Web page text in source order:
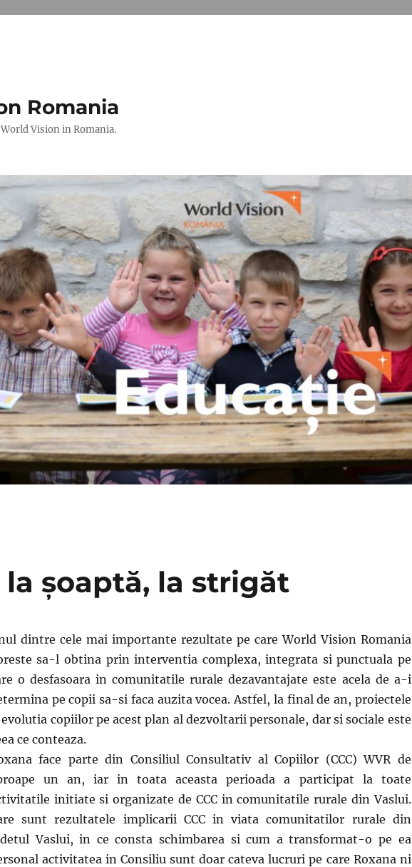
Romania
Vision in Romania.
șoaptă, la strigăt
dintre cele mai importante rezultate pe care World Vision Romania
sa-l obtina prin interventia complexa, integrata si punctuala pe
o desfasoara in comunitatile rurale dezavantajate este acela de a-i
pe copii sa-si faca auzita vocea. Astfel, la final de an, proiectele
copiilor pe acest plan al dezvoltarii personale, dar si sociale este
ce conteaza.
face parte din Consiliul Consultativ al Copiilor (CCC) WVR de
un an, iar in toata aceasta perioada a participat la toate
initiate si organizate de CCC in comunitatile rurale din Vaslui.
sunt rezultatele implicarii CCC in viata comunitatilor rurale din
Vaslui, in ce consta schimbarea si cum a transformat-o pe ea
activitatea in Consiliu sunt doar cateva lucruri pe care Roxana ni